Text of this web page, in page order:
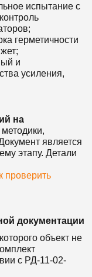
испытание с
герметичности
и
усиления,
на
является
этапу. Детали
проверить
документации
объект не
с РД-11-02-